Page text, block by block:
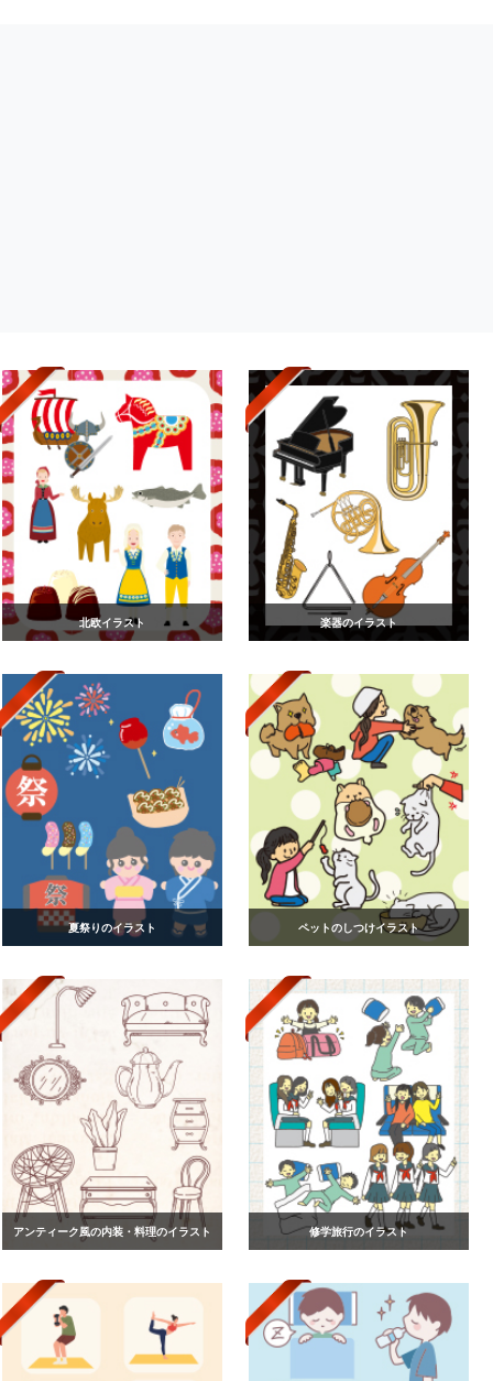
北欧イラスト 楽器のイラスト
夏祭りのイラスト ペットのしつけイラスト
アンティーク風の内装・料理のイラスト 修学旅行のイラスト